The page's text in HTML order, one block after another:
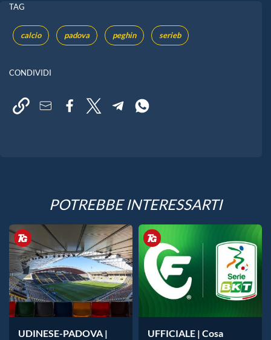
TAG
calcio padova peghin serieb
CONDIVIDI
POTREBBE INTERESSARTI
UDINESE-PADOVA |
UFFICIALE | Cosa